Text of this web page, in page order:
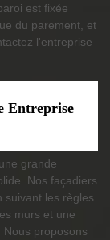
est fixée
du parement, et
l'entreprise
Entreprise
grande
Nos façadiers
suivant les règles
murs et une
Nous proposons